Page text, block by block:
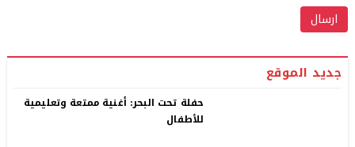
جديد الموقع
حفلة تحت البحر: أغنية ممتعة وتعليمية
للأطفال